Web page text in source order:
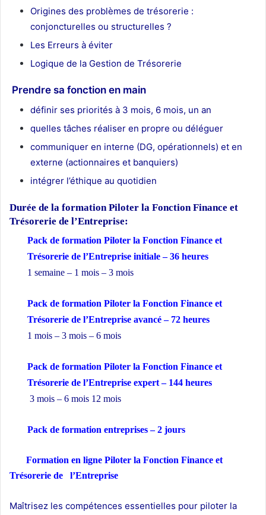
Origines des problèmes de trésorerie :
conjoncturelles ou structurelles ?
Les Erreurs à éviter
Logique de la Gestion de Trésorerie
Prendre sa fonction en main
définir ses priorités à 3 mois, 6 mois, un an
quelles tâches réaliser en propre ou déléguer
communiquer en interne (DG, opérationnels) et en
externe (actionnaires et banquiers)
intégrer l’éthique au quotidien
Durée de la formation Piloter la Fonction Finance et
Trésorerie de l’Entreprise:
Pack de formation Piloter la Fonction Finance et
Trésorerie de l’Entreprise initiale – 36 heures
1 semaine – 1 mois – 3 mois
Pack de formation Piloter la Fonction Finance et
Trésorerie de l’Entreprise avancé – 72 heures
1 mois – 3 mois – 6 mois
Pack de formation Piloter la Fonction Finance et
Trésorerie de l’Entreprise expert – 144 heures
3 mois – 6 mois 12 mois
Pack de formation entreprises– 2 jours
Formation en ligne Piloter la Fonction Finance et
Trésorerie de l’Entreprise
Maîtrisez les compétences essentielles pour piloter la